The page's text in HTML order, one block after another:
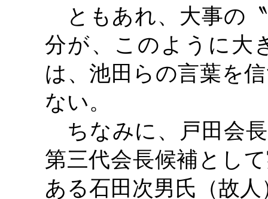
ともあれ、大事の
分が、このように大
は、池田らの言葉を
ない。
ちなみに、戸田会
第三代会長候補とし
ある石田次男氏（故